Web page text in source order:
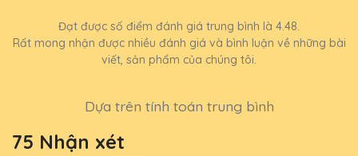
Đạt được số điểm đánh giá trung bình là 4.48.
Rất mong nhận được nhiều đánh giá và bình luận về những bài
viết, sản phẩm của chúng tôi.
Dựa trên tính toán trung bình
75 Nhận xét